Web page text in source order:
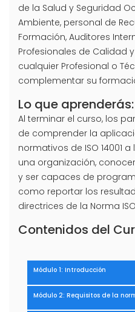
de la Salud y Seguridad
Ambiente, personal de
Formación, Auditores
Profesionales de Calidad
cualquier Profesional o
complementar su
Lo que aprenderás:
Al terminar el curso, los
de comprender la
normativos de ISO 14001
una organización,
y ser capaces de
como reportar los
directrices de la Norma ISO
Contenidos del
Módulo 1: Introducción
Módulo 2: Requisitos de la